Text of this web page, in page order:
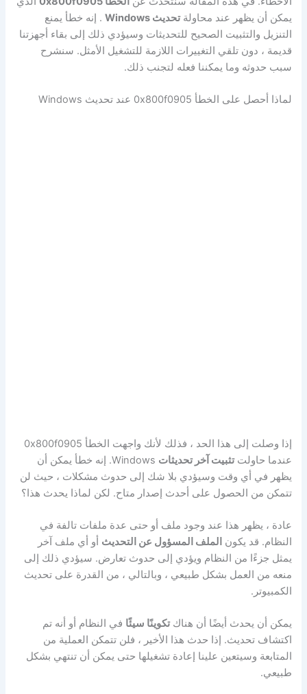
يمكن أن يظهر عند محاولةتحديث Windows
. إنه خطأ يمنع
التنزيل والتثبيت الصحيح للتحديثات وسيؤدي ذلك إلى بقاء أجهزتنا
قديمة ، دون تلقي التغييرات اللازمة للتشغيل الأمثل. سنشرح
سبب حدوثه وما يمكننا فعله لتجنب ذلك.
لماذا أحصل على الخطأ 0x800f0905 عند تحديث Windows
إذا وصلت إلى هذا الحد ، فذلك لأنك واجهت الخطأ 0x800f0905
عندما حاولتتثبيت آخر تحديثات
Windows. إنه خطأ يمكن أن
يظهر في أي وقت وسيؤدي بلا شك إلى حدوث مشكلات ، حيث لن
تتمكن من الحصول على أحدث إصدار متاح. لكن لماذا يحدث هذا؟
عادة ، يظهر هذا عند وجود ملف أو حتى عدة ملفات تالفة في
النظام. قد يكون الملف المسؤول عن التحديث أو أي ملف آخر
يمثل جزءًا من النظام ويؤدي إلى حدوث تعارض. سيؤدي ذلك إلى
منعه من العمل بشكل طبيعي ، وبالتالي ، من القدرة على تحديث
الكمبيوتر.
يمكن أن يحدث أيضًا أن هناكتكوينًا سيئًا في النظام أو أنه تم
اكتشاف تحديث. إذا حدث هذا الأخير ، فلن تتمكن العملية من
المتابعة وسيتعين علينا إعادة تشغيلها حتى يمكن أن تنتهي بشكل
طبيعي.